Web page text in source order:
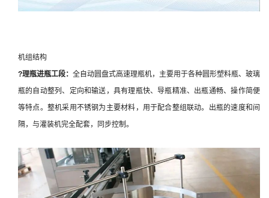
机组结构
?理瓶进瓶工段： 全自动圆盘式高速理瓶机，主要用于各种圆形塑料瓶、玻璃
瓶的自动整列、定向和输送，具有理瓶快、导瓶精准、出瓶通畅、操作简便
等特点。整机采用不锈钢为主要材料，用于配合整组联动。出瓶的速度和间
隔，与灌装机完全配套，同步控制。